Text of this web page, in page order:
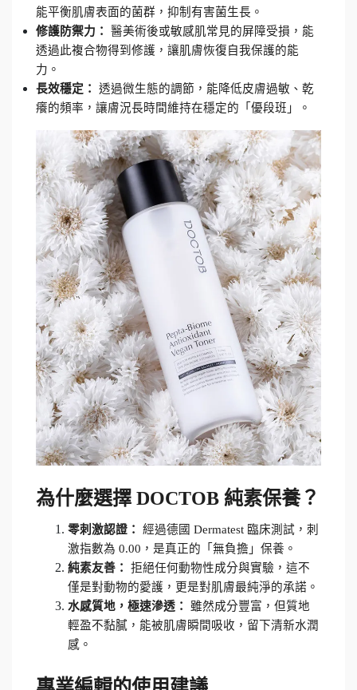
能平衡肌膚表面的菌群，抑制有害菌生長。
修護防禦力：
醫美術後或敏感肌常見的屏障受損，能
透過此複合物得到修護，讓肌膚恢復自我保護的能
力。
長效穩定：
透過微生態的調節，能降低皮膚過敏、乾
癢的頻率，讓膚況長時間維持在穩定的「優段班」。
為什麼選擇 DOCTOB 純素保養？
零刺激認證：
經過德國 Dermatest 臨床測試，刺
激指數為 0.00，是真正的「無負擔」保養。
純素友善：
拒絕任何動物性成分與實驗，這不
僅是對動物的愛護，更是對肌膚最純淨的承諾。
水感質地，極速滲透：
雖然成分豐富，但質地
輕盈不黏膩，能被肌膚瞬間吸收，留下清新水潤
感。